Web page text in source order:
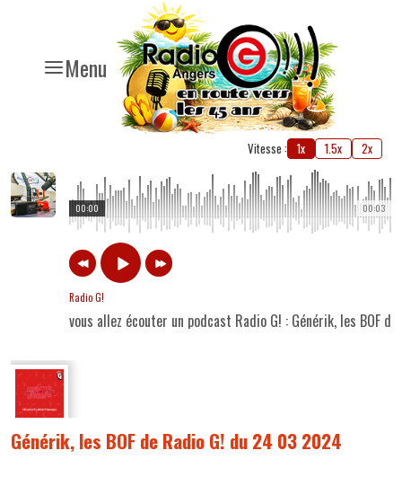
Menu
Vitesse : 1x 1.5x 2x
00:03
00:00
Radio G!
vous allez écouter un podcast Radio G! : Générik, les BOF
Générik, les BOF de Radio G! du 24 03 2024